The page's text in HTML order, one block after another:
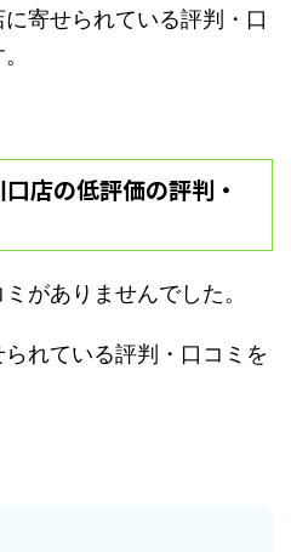
寄せられている評判・口
店の低評価の評判・
がありませんでした。
れている評判・口コミを